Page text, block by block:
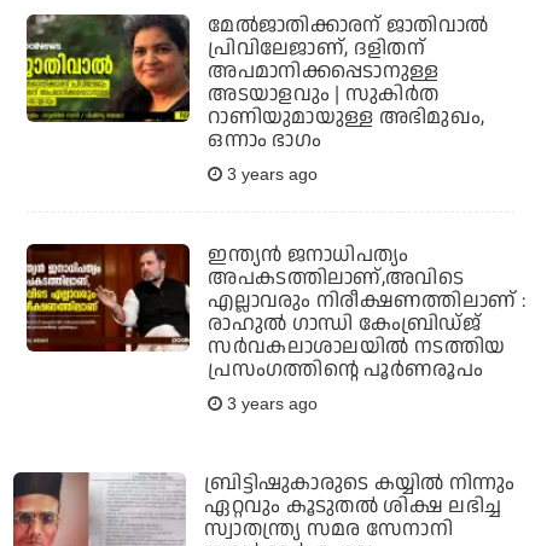
മേല്‍ജാതിക്കാരന് ജാതിവാല്‍
പ്രിവിലേജാണ്, ദളിതന്
അപമാനിക്കപ്പെടാനുള്ള
അടയാളവും | സുകിര്‍ത
റാണിയുമായുള്ള അഭിമുഖം,
ഒന്നാം ഭാഗം
3 years ago
ഇന്ത്യന്‍ ജനാധിപത്യം
അപകടത്തിലാണ്,അവിടെ
എല്ലാവരും നിരീക്ഷണത്തിലാണ് :
രാഹുല്‍ ഗാന്ധി കേംബ്രിഡ്ജ്
സര്‍വകലാശാലയില്‍ നടത്തിയ
പ്രസംഗത്തിന്റെ പൂര്‍ണരൂപം
3 years ago
ബ്രിട്ടിഷുകാരുടെ കയ്യില്‍ നിന്നും
ഏറ്റവും കൂടുതല്‍ ശിക്ഷ ലഭിച്ച
സ്വാതന്ത്ര്യ സമര സേനാനി